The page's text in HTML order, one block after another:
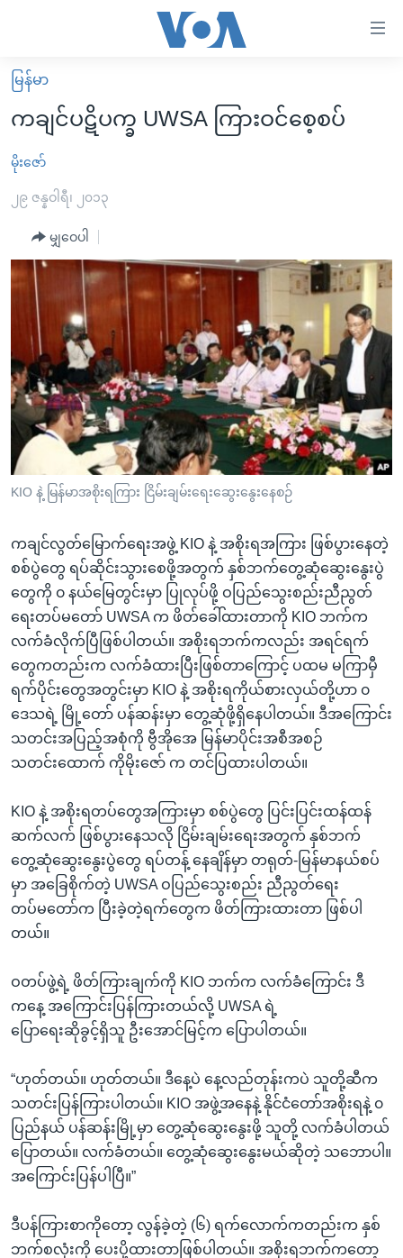
လွယ်ကူ
စေ
Link
များ
အကြောင်းအရာ
သို့
ကြည့်
ရန်
ပင်မ
အ
ညွန်း
စာမျက်နှာ
ရှာဖွေ
နေရာ
ကျော်
မူလစာမျက်နှာ
မြန်မာ
ကမ္ဘာ့သတင်းများ
နိုင်ငံတကာ
တရုတ်
အစ္စရေး-ပါလက်စတိုင်း
ဗွီဒီယို
ရပ်ဝန်းတခု လမ်းတခု အလွန်
အင်္ဂလိပ်စာလေ့လာမယ်
အမေရိကန်သုံးအီဒီယံ
မကြေးမုံရဲ့ အင်္ဂလိပ်စာ
ရုပ်ရှင်ထဲက အင်္ဂလိပ်စာ
သုတပဒေသာ အင်္ဂလိပ်စာ
အပတ်စဉ်ကဏ္ဍများ
ရေဒီယို
တီဗွီ
ရေဒီယိုနှင့်ရုပ်သံ အချက်အလက်များ
ရေဒီယို/တီဗွီအစီအစဉ်
Learning English
ဗွီအိုအေ လူမှုကွန်ယက်များ
ဘာသာစကားများ
မြန်မာ
ကချင်ပဋိပက္ခ UWSA ကြားဝင်စေ့စပ်
မိုးဇော်
၂၉ ဇန္နဝါရီ၊ ၂၀၁၃
မျှဝေပါ
KIO နဲ့ မြန်မာအစိုးရကြား ငြိမ်းချမ်းရေးဆွေးနွေးနေစဉ်
ကချင်လွတ်မြောက်ရေးအဖွဲ့ KIO နဲ့ အစိုးရအကြား ဖြစ်ပွားနေတဲ့
စစ်ပွဲတွေ ရပ်ဆိုင်းသွားစေဖို့အတွက် နှစ်ဘက်တွေ့ဆုံဆွေးနွေးပွဲ
တွေကို ၀ နယ်မြေတွင်းမှာ ပြုလုပ်ဖို့ ဝပြည်သွေးစည်းညီညွတ်
ရေးတပ်မတော် UWSA က ဖိတ်ခေါ်ထားတာကို KIO ဘက်က
လက်ခံလိုက်ပြီဖြစ်ပါတယ်။ အစိုးရဘက်ကလည်း အရင်ရက်
တွေကတည်းက လက်ခံထားပြီးဖြစ်တာကြောင့် ပထမ မကြာမှီ
ရက်ပိုင်းတွေအတွင်းမှာ KIO နဲ့ အစိုးရကိုယ်စားလှယ်တို့ဟာ ၀
ဒေသရဲ့ မြို့တော် ပန်ဆန်းမှာ တွေ့ဆုံဖို့ရှိနေပါတယ်။ ဒီအကြောင်း
သတင်းအပြည့်အစုံကို ဗွီအိုအေ မြန်မာပိုင်းအစီအစဉ်
သတင်းထောက် ကိုမိုးဇော် က တင်ပြထားပါတယ်။
KIO နဲ့ အစိုးရတပ်တွေအကြားမှာ စစ်ပွဲတွေ ပြင်းပြင်းထန်ထန်
ဆက်လက် ဖြစ်ပွားနေသလို ငြိမ်းချမ်းရေးအတွက် နှစ်ဘက်
တွေ့ဆုံဆွေးနွေးပွဲတွေ ရပ်တန့် နေချိန်မှာ တရုတ်-မြန်မာနယ်စပ်
မှာ အခြေစိုက်တဲ့ UWSA ဝပြည်သွေးစည်း ညီညွတ်ရေး
တပ်မတော်က ပြီးခဲ့တဲ့ရက်တွေက ဖိတ်ကြားထားတာ ဖြစ်ပါ
တယ်။
ဝတပ်ဖွဲ့ရဲ့ ဖိတ်ကြားချက်ကို KIO ဘက်က လက်ခံကြောင်း ဒီ
ကနေ့ အကြောင်းပြန်ကြားတယ်လို့ UWSA ရဲ့
ပြောရေးဆိုခွင့်ရှိသူ ဦးအောင်မြင့်က ပြောပါတယ်။
“ဟုတ်တယ်။ ဟုတ်တယ်။ ဒီနေ့ပဲ နေ့လည်တုန်းကပဲ သူတို့ဆီက
သတင်းပြန်ကြားပါတယ်။ KIO အဖွဲ့အနေနဲ့ နိုင်ငံတော်အစိုးရနဲ့ ၀
ပြည်နယ် ပန်ဆန်းမြို့မှာ တွေ့ဆုံဆွေးနွေးဖို့ သူတို့ လက်ခံပါတယ်
ပြောတယ်။ လက်ခံတယ်။ တွေ့ဆုံဆွေးနွေးမယ်ဆိုတဲ့ သဘောပါ။
အကြောင်းပြန်ပါပြီ။”
ဒီပန်ကြားစာကိုတော့ လွန်ခဲ့တဲ့ (၆) ရက်လောက်ကတည်းက နှစ်
ဘက်စလုံးကို ပေးပို့ထားတာဖြစ်ပါတယ်။ အစိုးရဘက်ကတော့